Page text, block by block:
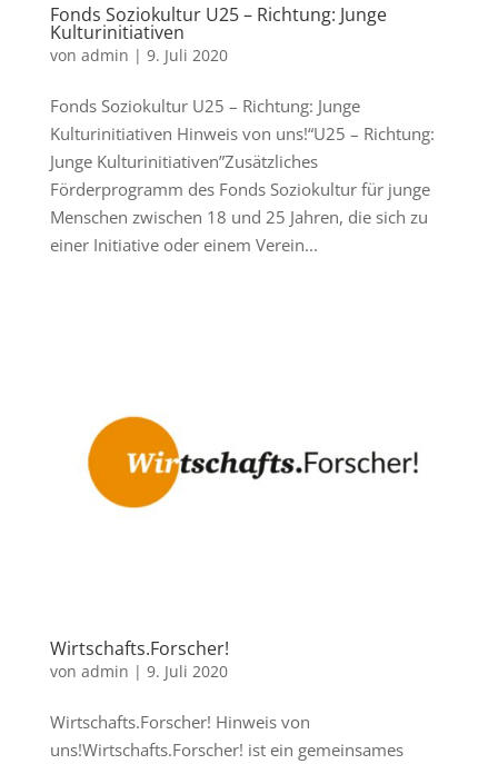
Fonds Soziokultur U25 – Richtung: Junge
Kulturinitiativen
von admin | 9. Juli 2020
Fonds Soziokultur U25 – Richtung: Junge
Kulturinitiativen Hinweis von uns!“U25 – Richtung:
Junge Kulturinitiativen”Zusätzliches
Förderprogramm des Fonds Soziokultur für junge
Menschen zwischen 18 und 25 Jahren, die sich zu
einer Initiative oder einem Verein...
Wirtschafts.Forscher!
von admin | 9. Juli 2020
Wirtschafts.Forscher! Hinweis von
uns!Wirtschafts.Forscher! ist ein gemeinsames